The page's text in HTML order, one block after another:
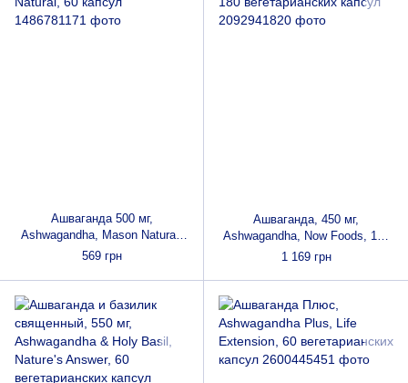
Ашваганда 500 мг,
Ashwagandha, Mason Natural,
60 капсул
569 грн
Ашваганда, 450 мг,
Ashwagandha, Now Foods, 180
вегетарианских капсул
1 169 грн